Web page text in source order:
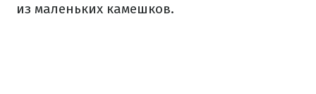
из маленьких камешков.